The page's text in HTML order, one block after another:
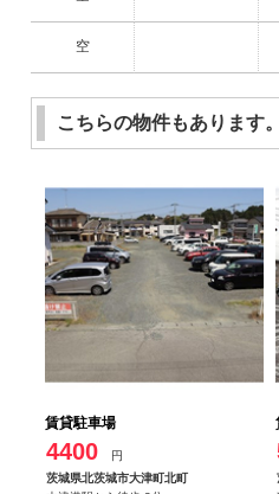
空
こちらの物件もあります。
賃貸駐車場
4400
円
茨城県北茨城市大津町北町